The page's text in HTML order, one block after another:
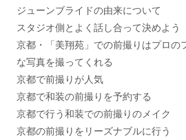
ジューンブライドの由来について
スタジオ側とよく話し合って決めよう
京都・「美翔苑」での前撮りはプロの
な写真を撮ってくれる
京都で前撮りが人気
京都で和装の前撮りを予約する
京都で行う和装での前撮りのメイク
京都の前撮りをリーズナブルに行う